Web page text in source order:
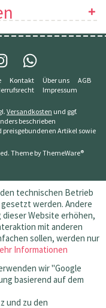
Kontakt Über uns
AGB
Impressum
Versandkosten und ggf.
beschrieben
Artikel sowie
Theme byThemeWare®
technischen Betrieb
werden. Andere
Website erhöhen,
mit anderen
sollen, werden nur
Informationen
wir "Google
basierend auf dem
und zu den